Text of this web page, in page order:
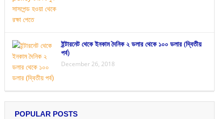
ইন্টারনেট থেকে ইনকাম দৈনিক ২ ডলার থেকে ১০০ ডলার (দ্বিতীয়
পর্ব)
December 26, 2018
POPULAR POSTS